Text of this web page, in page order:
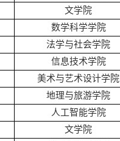
文学院
数学科学学院
法学与社会学院
信息技术学院
美术与艺术设计学院
地理与旅游学院
人工智能学院
文学院